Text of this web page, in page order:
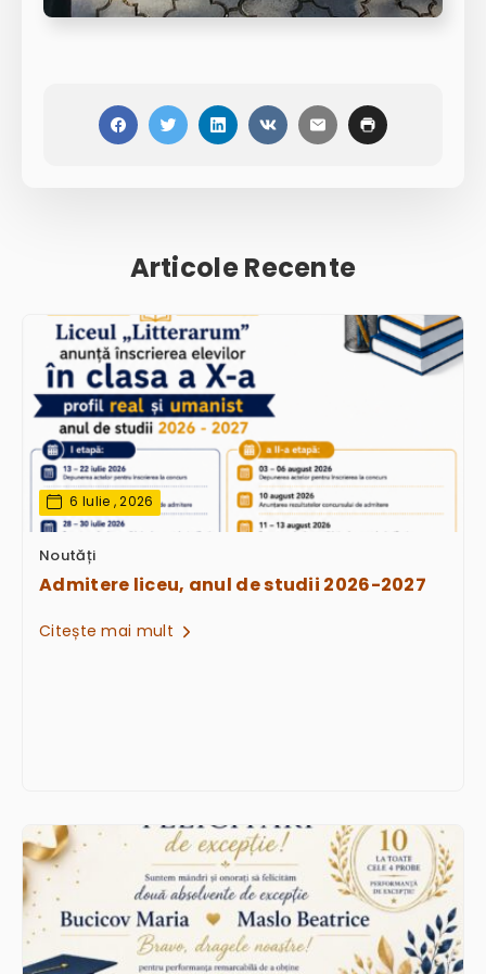
Articole Recente
6 Iulie , 2026
Noutăți
Admitere liceu, anul de studii 2026-2027
Citește mai mult